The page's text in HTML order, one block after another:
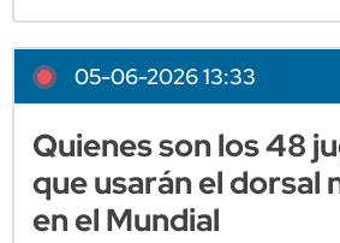
05-06-2026 13:33
Quienes son los 48
que usarán el dorsal
en el Mundial